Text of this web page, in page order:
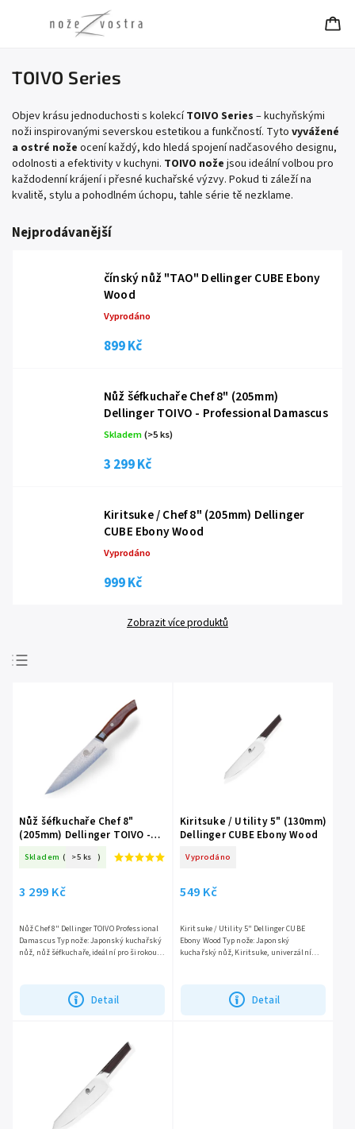
TOIVO Series
Objev krásu jednoduchosti s kolekcíTOIVO Series – kuchyňskými
noži inspirovanými severskou estetikou a funkčností. Tyto vyvážené
a ostré nože ocení každý, kdo hledá spojení nadčasového designu,
odolnosti a efektivity v kuchyni. TOIVO nože jsou ideální volbou pro
každodenní krájení i přesné kuchařské výzvy. Pokud ti záleží na
kvalitě, stylu a pohodlném úchopu, tahle série tě nezklame.
Nejprodávanější
čínský nůž "TAO" Dellinger CUBE Ebony
Wood
Vyprodáno
899 Kč
Nůž šéfkuchaře Chef 8" (205mm)
Dellinger TOIVO - Professional Damascus
Skladem(>5 ks)
3 299 Kč
Kiritsuke / Chef 8" (205mm) Dellinger
CUBE Ebony Wood
Vyprodáno
999 Kč
Zobrazit více produktů
Abecedně
Nůž šéfkuchaře Chef 8"
(205mm) Dellinger TOIVO -
Skladem ( >5 ks )
3 299 Kč
Detail
Nůž Chef 8" Dellinger TOIVO Professional
Damascus Typ nože: Japonský kuchařský
nůž, nůž šéfkuchaře, ideální pro širokou
Kiritsuke / Utility 5" (130mm)
Dellinger CUBE Ebony Wood
Vyprodáno
549 Kč
Detail
Kiritsuke / Utility 5" Dellinger CUBE
Ebony Wood Typ nože: Japonský
kuchařský nůž, Kiritsuke, univerzální